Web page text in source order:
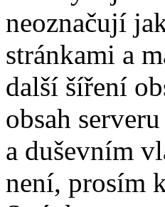
neoznačují
stránkami a
další šíření
obsah
a duševním
není, prosím